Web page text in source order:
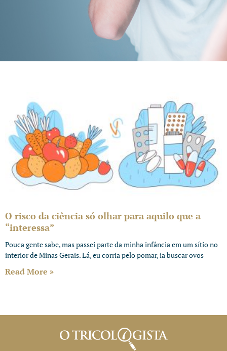
O risco da ciência só olhar para aquilo que a
“interessa”
Pouca gente sabe, mas passei parte da minha infância em um sítio no
interior de Minas Gerais. Lá, eu corria pelo pomar, ia buscar ovos
Read More »